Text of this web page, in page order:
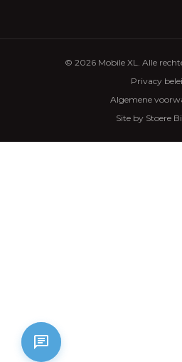
© 2026 Mobile XL. Alle
Privacy
Algemene
Site by Stoere